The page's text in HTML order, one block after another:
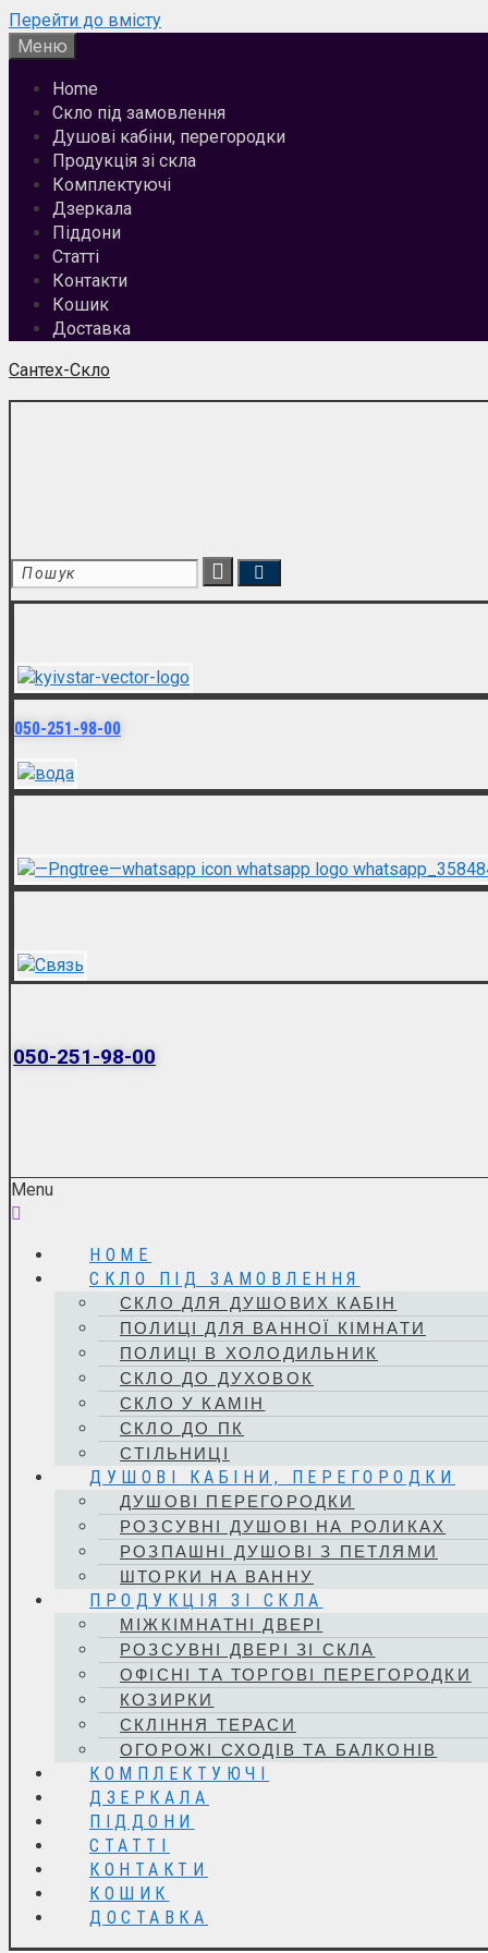
Перейти до вмісту
Меню
Home
Скло під замовлення
Душові кабіни, перегородки
Продукція зі скла
Комплектуючі
Дзеркала
Піддони
Статті
Контакти
Кошик
Доставка
Сантех-Скло
050-251-98-00
050-251-98-00
Menu
HOME
СКЛО ПІД ЗАМОВЛЕННЯ
СКЛО ДЛЯ ДУШОВИХ КАБІН
ПОЛИЦІ ДЛЯ ВАННОЇ КІМНАТИ
ПОЛИЦІ В ХОЛОДИЛЬНИК
СКЛО ДО ДУХОВОК
СКЛО У КАМІН
СКЛО ДО ПК
СТІЛЬНИЦІ
ДУШОВІ КАБІНИ, ПЕРЕГОРОДКИ
ДУШОВІ ПЕРЕГОРОДКИ
РОЗСУВНІ ДУШОВІ НА РОЛИКАХ
РОЗПАШНІ ДУШОВІ З ПЕТЛЯМИ
ШТОРКИ НА ВАННУ
ПРОДУКЦІЯ ЗІ СКЛА
МІЖКІМНАТНІ ДВЕРІ
РОЗСУВНІ ДВЕРІ ЗІ СКЛА
ОФІСНІ ТА ТОРГОВІ ПЕРЕГОРОДКИ
КОЗИРКИ
СКЛІННЯ ТЕРАСИ
ОГОРОЖІ СХОДІВ ТА БАЛКОНІВ
КОМПЛЕКТУЮЧІ
ДЗЕРКАЛА
ПІДДОНИ
СТАТТІ
КОНТАКТИ
КОШИК
ДОСТАВКА